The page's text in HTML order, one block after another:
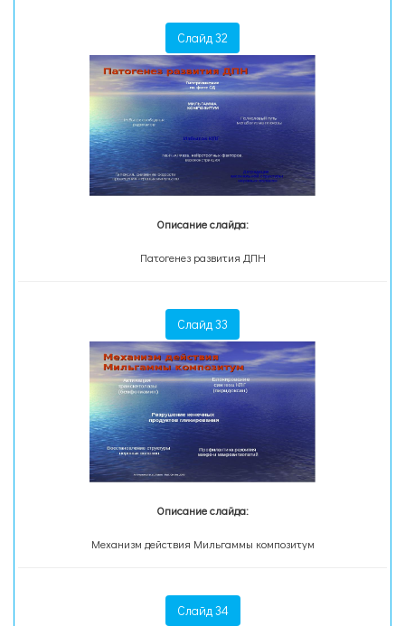
Слайд 32
Описание слайда:
Патогенез развития ДПН
Слайд 33
Описание слайда:
Механизм действия Мильгаммы композитум
Слайд 34